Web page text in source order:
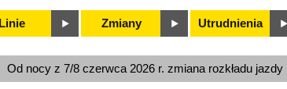
Linie Zmiany Utrudnienia
Od nocy z 7/8 czerwca 2026 r. zmiana rozkładu jazdy